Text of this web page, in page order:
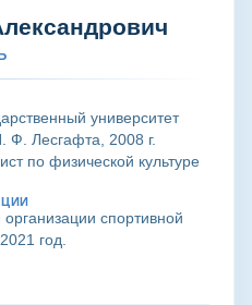
университет
Ф. Лесгафта, 2008 г.
по физической культуре
спортивной
год.